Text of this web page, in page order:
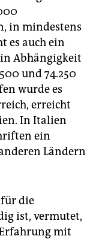
in mindestens
es auch ein
Abhängigkeit
und 74.250
wurde es
erreicht
In Italien
ein
Ländern
die
ist, vermutet,
mit